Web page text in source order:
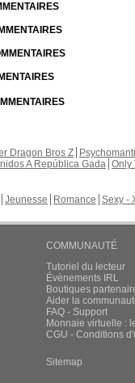
Dragon Bros Z
A República Gada Only
Jeunesse Romance Sexy -
COMMUNAUTÉ
Tutoriel du lecteur
Évènements IRL
Boutiques
Aider la
FAQ - Support
Monnaie virtuelle :
CGU - Conditions
Sitemap